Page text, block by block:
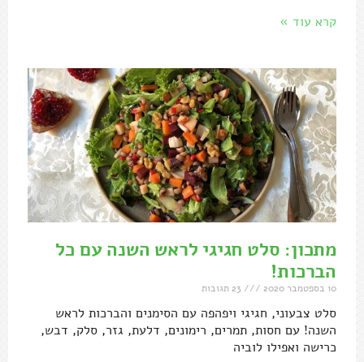
קרא עוד »
מתכון: סלט חגיגי לראש השנה עם כל
הברכות!
10 בספטמבר 2020
סלט צבעוני, חגיגי ויפהפה עם הסימנים והברכות לראש
השנה! עם חסות, תמרים, רימונים, דלעת, גזר, סלק, דבש,
כרישה ואפילו לוביה